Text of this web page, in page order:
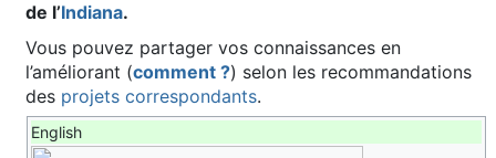
de l’Indiana.
Vous pouvez partager vos connaissances en
l’améliorant (comment ?) selon les recommandations
des projets correspondants.
English